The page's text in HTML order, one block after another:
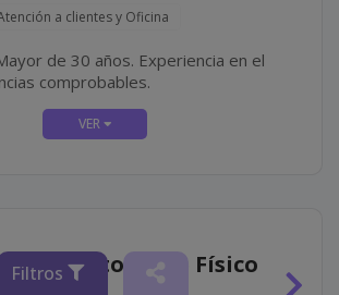
Filtros
a clientes y Oficina
comprobables.
Laboratorio de Físico